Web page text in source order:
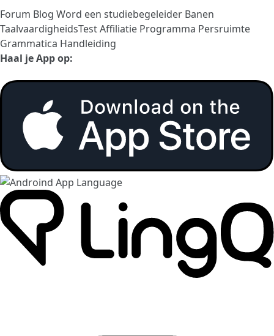
Forum Blog Word een studiebegeleider Banen
TaalvaardigheidsTestAffiliatie Programma Persruimte
Grammatica Handleiding
Haal je App op: